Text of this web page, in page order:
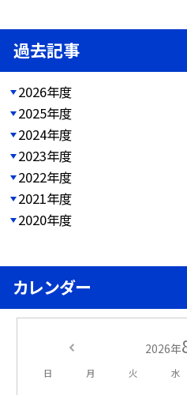
過去記事
2026年度
2025年度
2024年度
2023年度
2022年度
2021年度
2020年度
カレンダー
2026年
日 月 火 水